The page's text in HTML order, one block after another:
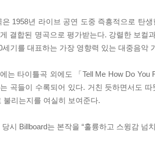
은 1958년 라이브 공연 도중 즉흥적으로 탄
결합된 명곡으로 평가받는다. 강렬한 보컬
세기를 대표하는 가장 영향력 있는 대중음악
는 타이틀곡 외에도 「Tell Me How Do
곡들이 수록되어 있다. 거친 듯하면서도
불리는지를 여실히 보여준다.
당시 Billboard는 본작을 “훌륭하고 스윙감 넘